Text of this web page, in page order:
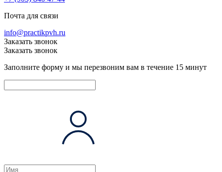
Почта для связи
info@practikpvh.ru
Заказать звонок
Заказать звонок
Заполните форму и мы перезвоним вам в течение 15 минут